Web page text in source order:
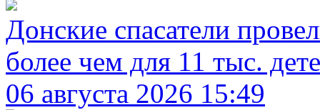
Донские спасатели
более чем для 11 тыс.
06 августа 2026 15:49